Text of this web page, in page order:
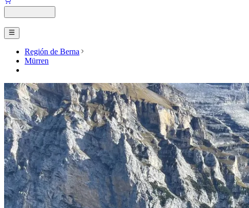
Región de Berna
Mürren